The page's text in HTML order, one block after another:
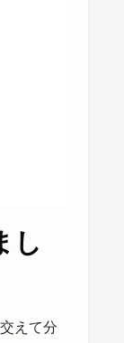
し
えて分